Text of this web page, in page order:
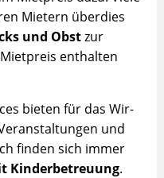
Mietern überdies
und Obstzur
enthalten
bieten für das Wir-
und
finden sich immer
Kinderbetreuung.